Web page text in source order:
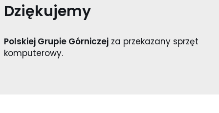
Dziękujemy
Polskiej Grupie Górniczejza przekazany sprzęt
komputerowy.